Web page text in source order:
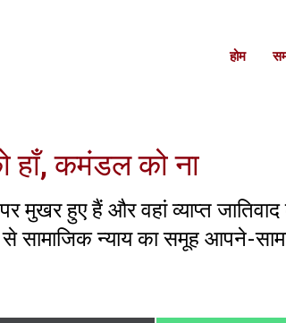
होम
हाँ, कमंडल को ना
मुखर हुए हैं और वहां व्याप्त
से सामाजिक न्याय का समूह आपने-